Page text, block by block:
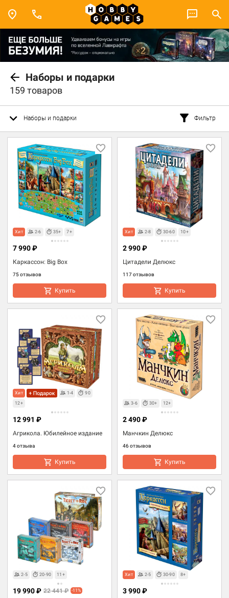
Наборы и подарки
159 товаров
Наборы и подарки Фильтр
Хит 2-6 35+ 7+
Каркассон: Big Box
75 отзывов
7 990 ₽
Купить
Хит 2-8 30-60 10+
Цитадели Делюкс
117 отзывов
2 990 ₽
Купить
Хит 1-4
90
12+
Агрикола. Юбилейное издание
4 отзыва
12 991 ₽
Купить
3-6 30+ 12+
Манчкин Делюкс
46 отзывов
2 490 ₽
Купить
2-5 20-90 11+
19 990 ₽ 22 441 ₽ -11%
Хит 2-5 30-90 8+
3 990 ₽